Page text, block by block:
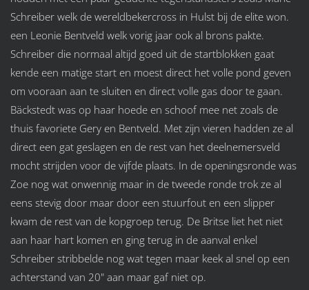
Schreiber welk de wereldbekercross in Hulst bij de elite won.
een Leonie Bentveld welk vorig jaar ook al brons pakte.
Schreiber die normaal altijd goed uit de startblokken gaat
kende een matige start en moest direct het volle pond geven
om vooraan aan te sluiten en direct volle gas door te gaan.
Bäckstedt was op haar hoede en schoof mee net zoals de
thuis favoriete Gery en Bentveld. Met zijn vieren hadden ze al
direct een gat geslagen en de rest van het deelnemersveld
mocht strijden voor de vijfde plaats. In de openingsronde was
Zoe nog wat onwennig maar in de tweede ronde trok ze al
eens stevig door maar door een stuurfout en een slipper
kwam de rest van de kopgroep terug. De Britse liet het niet
aan haar hart komen en ging terug in de aanval enkel
Schreiber stribbelde nog wat tegen maar keek al snel op een
achterstand van 20" aan maar gaf niet op.